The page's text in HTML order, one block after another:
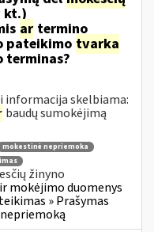
kt.)
ar termino
pateikimo tvarka
terminas?
informacija skelbiama:
baudų sumokėjimą
mokestinė nepriemoka
žinyno
mokėjimo duomenys
» Prašymas